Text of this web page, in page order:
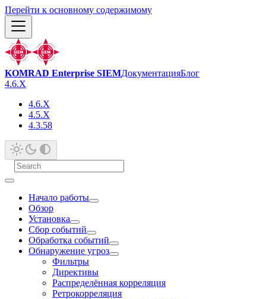
Перейти к основному содержимому
KOMRAD Enterprise SIEMДокументацияБлог
4.6.X
4.6.X
4.5.X
4.3.58
Начало работы
Обзор
Установка
Сбор событий
Обработка событий
Обнаружение угроз
Фильтры
Директивы
Распределённая корреляция
Ретрокорреляция